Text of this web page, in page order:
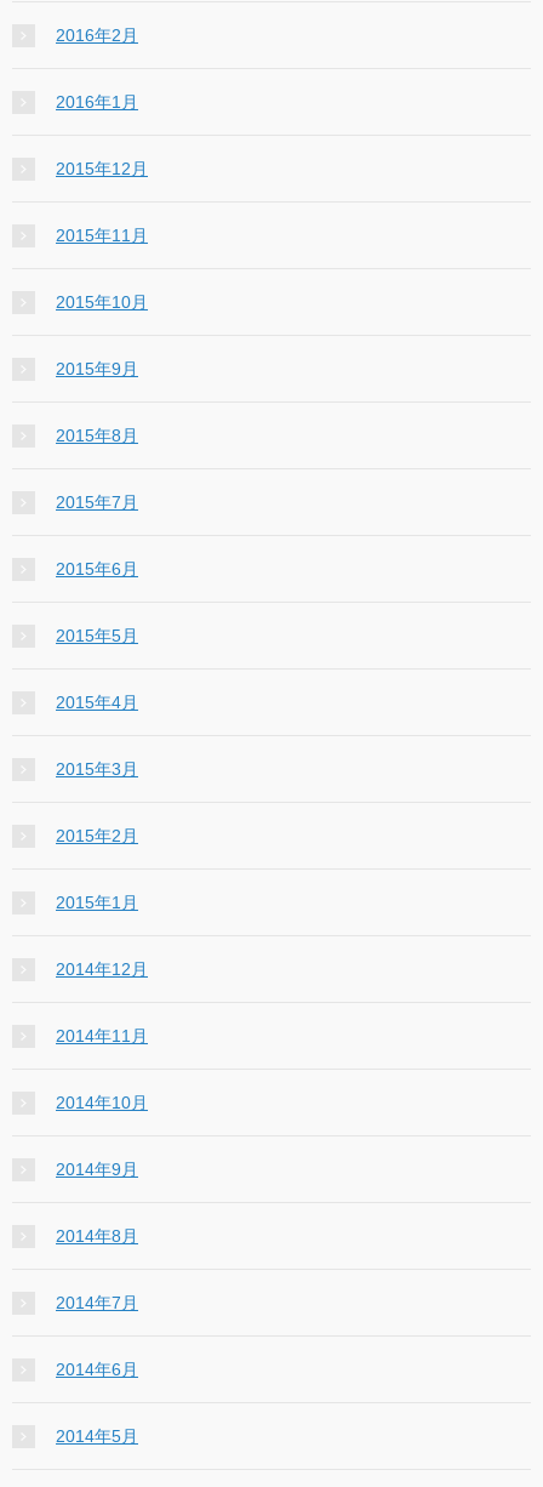
2016年2月
2016年1月
2015年12月
2015年11月
2015年10月
2015年9月
2015年8月
2015年7月
2015年6月
2015年5月
2015年4月
2015年3月
2015年2月
2015年1月
2014年12月
2014年11月
2014年10月
2014年9月
2014年8月
2014年7月
2014年6月
2014年5月